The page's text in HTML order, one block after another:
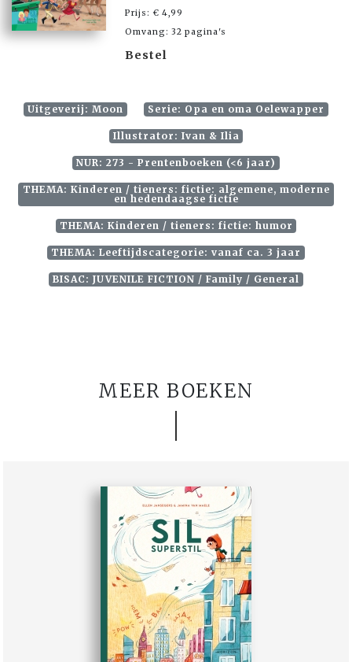
Prijs: € 4,99
Omvang: 32 pagina's
Bestel
Uitgeverij: Moon Serie: Opa en oma Oelewapper
Illustrator: Ivan & Ilia
NUR: 273 - Prentenboeken (<6 jaar)
THEMA: Kinderen / tieners: fictie: algemene, moderne
en hedendaagse fictie
THEMA: Kinderen / tieners: fictie: humor
THEMA: Leeftijdscategorie: vanaf ca. 3 jaar
BISAC: JUVENILE FICTION / Family / General
MEER BOEKEN